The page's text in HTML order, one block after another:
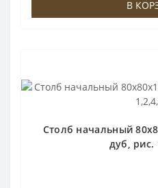
В
Столб начальный
дуб, рис.